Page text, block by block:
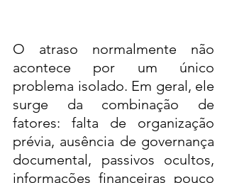
O atraso normalmente não
acontece por um único
problema isolado. Em geral, ele
surge da combinação de
fatores: falta de organização
prévia, ausência de governança
documental, passivos ocultos,
informações financeiras pouco